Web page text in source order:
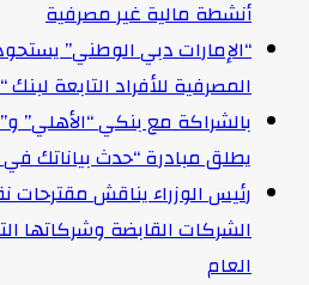
أنشطة مالية غير مصرفية
“الإمارات دبي الوطني”
المصرفية للأفراد التابعة لبنك “HSBC” مصر
بالشراكة مع بنكي “الأهلي”
يطلق مبادرة “حدث بياناتك
رئيس الوزراء يناقش
الشركات القابضة وشركاتها
العام